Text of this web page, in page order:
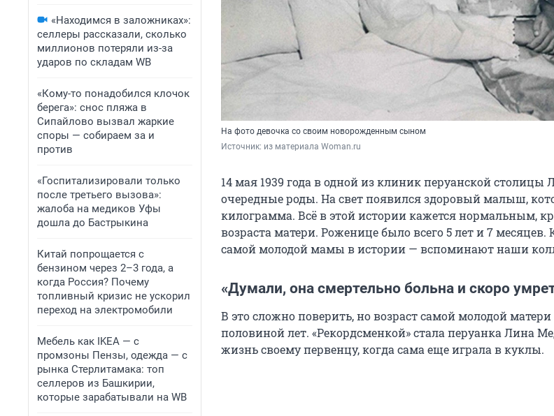
«Находимся в заложниках»:
селлеры рассказали, сколько
миллионов потеряли из-за
ударов по складам WB
«Кому-то понадобился клочок
берега»: снос пляжа в
Сипайлово вызвал жаркие
споры — собираем за и
против
«Госпитализировали только
после третьего вызова»:
жалоба на медиков Уфы
дошла до Бастрыкина
Китай попрощается с
бензином через 2–3 года, а
когда Россия? Почему
топливный кризис не ускорил
переход на электромобили
Мебель как IKEA — с
промзоны Пензы, одежда — с
рынка Стерлитамака: топ
селлеров из Башкирии,
которые зарабатывали на WB
На фото девочка со своим новорожденным сыном
Источник: из материала Woman.ru
14 мая 1939 года в одной из клиник перуанской
очередные роды. На свет появился здоровый малыш,
килограмма. Всё в этой истории кажется нормальным,
возраста матери. Роженице было всего 5 лет и 7
самой молодой мамы в истории — вспоминают наши
«Думали, она смертельно больна и скоро
В это сложно поверить, но возраст самой молодой
половиной лет. «Рекордсменкой» стала перуанка Лина
жизнь своему первенцу, когда сама еще играла в куклы.